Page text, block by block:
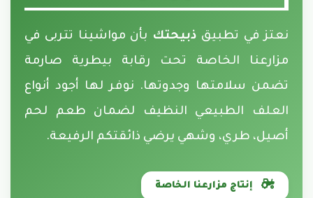
نعتز في تطبيق ذبيحتك بأن مواشينا تتربى في
مزارعنا الخاصة تحت رقابة بيطرية صارمة
تضمن سلامتها وجدوتها. نوفر لها أجود أنواع
العلف الطبيعي النظيف لضمان طعم لحم
أصيل، طري، وشهي يرضي ذائقتكم الرفيعة.
إنتاج مزارعنا الخاصة